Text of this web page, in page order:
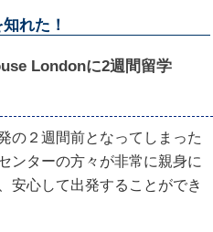
れた！
Londonに2週間留学
の２週間前となってしまった
ンターの方々が非常に親身に
安心して出発することができ